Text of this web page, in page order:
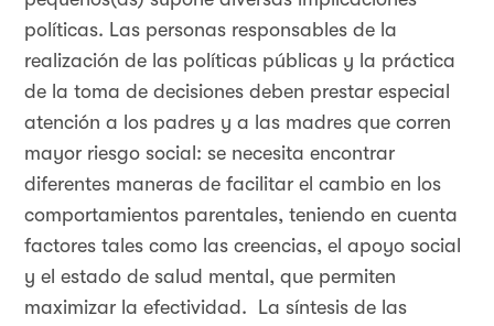
políticas. Las personas responsables de la
realización de las políticas públicas y la práctica
de la toma de decisiones deben prestar especial
atención a los padres y a las madres que corren
mayor riesgo social: se necesita encontrar
diferentes maneras de facilitar el cambio en los
comportamientos parentales, teniendo en cuenta
factores tales como las creencias, el apoyo social
y el estado de salud mental, que permiten
maximizar la efectividad. La síntesis de las